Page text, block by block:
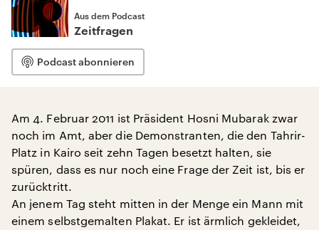
Aus dem Podcast
Zeitfragen
Podcast abonnieren
Am 4. Februar 2011 ist Präsident Hosni Mubarak zwar
noch im Amt, aber die Demonstranten, die den Tahrir-
Platz in Kairo seit zehn Tagen besetzt halten, sie
spüren, dass es nur noch eine Frage der Zeit ist, bis er
zurücktritt.
An jenem Tag steht mitten in der Menge ein Mann mit
einem selbstgemalten Plakat. Er ist ärmlich gekleidet,